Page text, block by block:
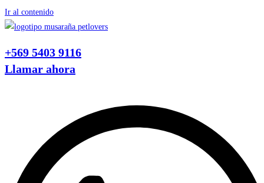
Ir al contenido
+569 5403 9116
Llamar ahora